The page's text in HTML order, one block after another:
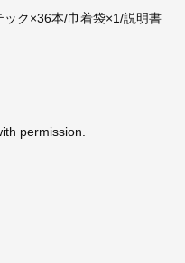
ク×36本/巾着袋×1/説明書
permission.